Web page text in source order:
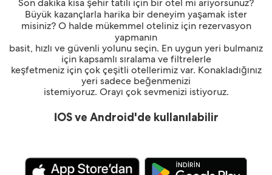
Son dakika kısa şehir tatili için bir otel mi arıyorsunuz?
Büyük kazançlarla harika bir deneyim yaşamak ister
misiniz? O halde mükemmel oteliniz için rezervasyon
yapmanın
basit, hızlı ve güvenli yolunu seçin. En uygun yeri bulmanız
için kapsamlı sıralama ve filtrelerle
keşfetmeniz için çok çeşitli otellerimiz var. Konakladığınız
yeri sadece beğenmenizi
istemiyoruz. Orayı çok sevmenizi istiyoruz.
İOS ve Android'de kullanılabilir